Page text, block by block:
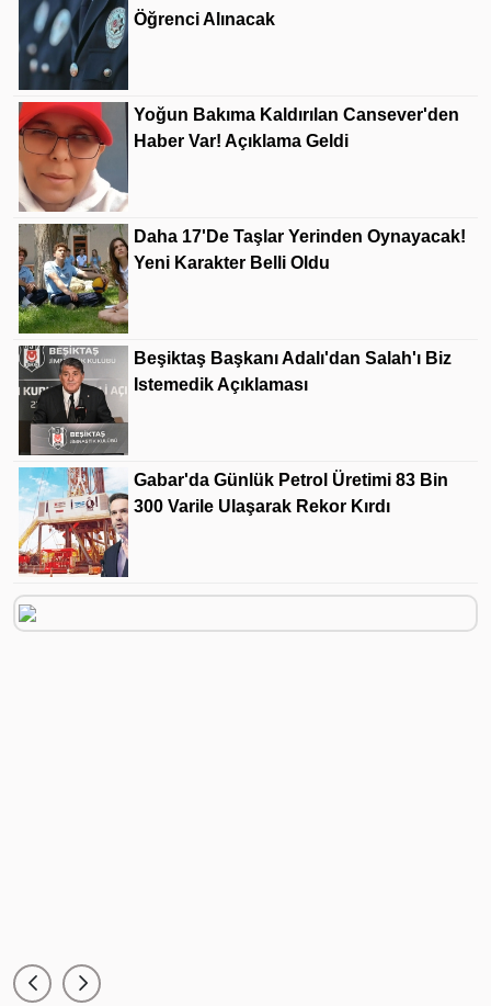
Öğrenci Alınacak
Yoğun Bakıma Kaldırılan Cansever'den
Haber Var! Açıklama Geldi
Daha 17'de Taşlar Yerinden Oynayacak!
Yeni Karakter Belli Oldu
Beşiktaş Başkanı Adalı'dan Salah'ı Biz
Istemedik Açıklaması
Gabar'da Günlük Petrol Üretimi 83 Bin
300 Varile Ulaşarak Rekor Kırdı